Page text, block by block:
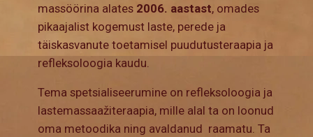
massöörina alates 2006. aastast, omades
pikaajalist kogemust laste, perede ja
täiskasvanute toetamisel puudutusteraapia ja
refleksoloogia kaudu.
Tema spetsialiseerumine on refleksoloogia ja
lastemassaažiteraapia, mille alal ta on loonud
oma metoodika ning avaldanud raamatu. Ta